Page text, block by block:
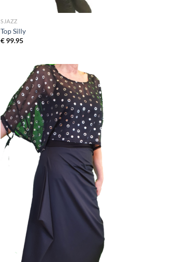
SJAZZ
Top Silly
€ 99.95
Toevoegen
aan
wenslijst